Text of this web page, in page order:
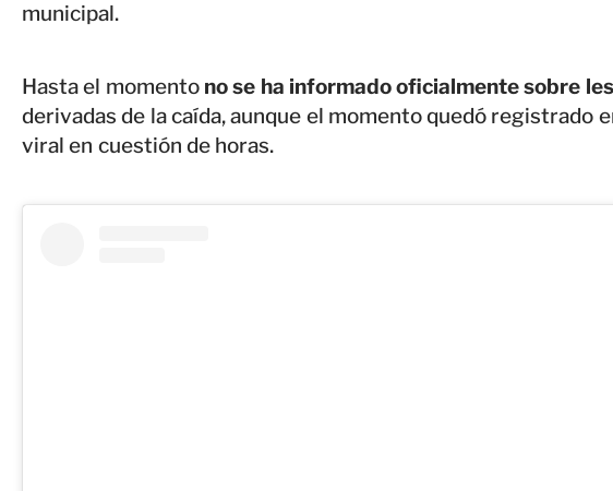
municipal.
Hasta el momento no se ha informado oficialmente sobre
derivadas de la caída, aunque el momento quedó registrado
viral en cuestión de horas.